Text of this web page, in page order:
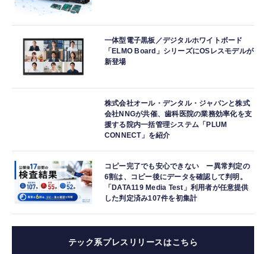
一体型電子黒板／デジタルホワイトボード
「ELMO Board」シリーズにOSレスモデルが
新登場
株式会社オール・デンタル・ジャパンと株式
会社NNGが共催、歯科医院の業務効率化を支
援する院内一括管理システム「PLUM
CONNECT」を紹介
コピー完了でも安心できない ー異常判定の
6割は、コピー後にデータを確認して判明。
「DATA119 Media Test」利用者が任意提供
した判定済み107件を初集計
テック系プレスリリースはこちら